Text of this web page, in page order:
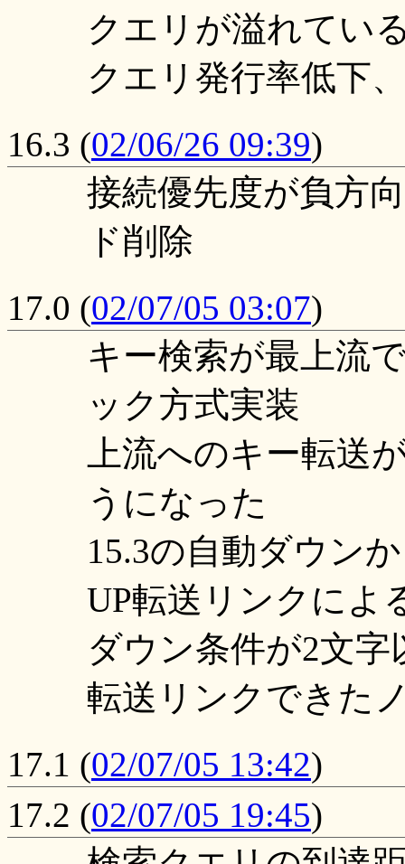
クエリが溢れてい
クエリ発行率低下
16.3 (02/06/26 09:39)
接続優先度が負方
ド削除
17.0 (02/07/05 03:07)
キー検索が最上流
ック方式実装
上流へのキー転送
うになった
15.3の自動ダウン
UP転送リンクによ
ダウン条件が2文
転送リンクできた
17.1 (02/07/05 13:42)
17.2 (02/07/05 19:45)